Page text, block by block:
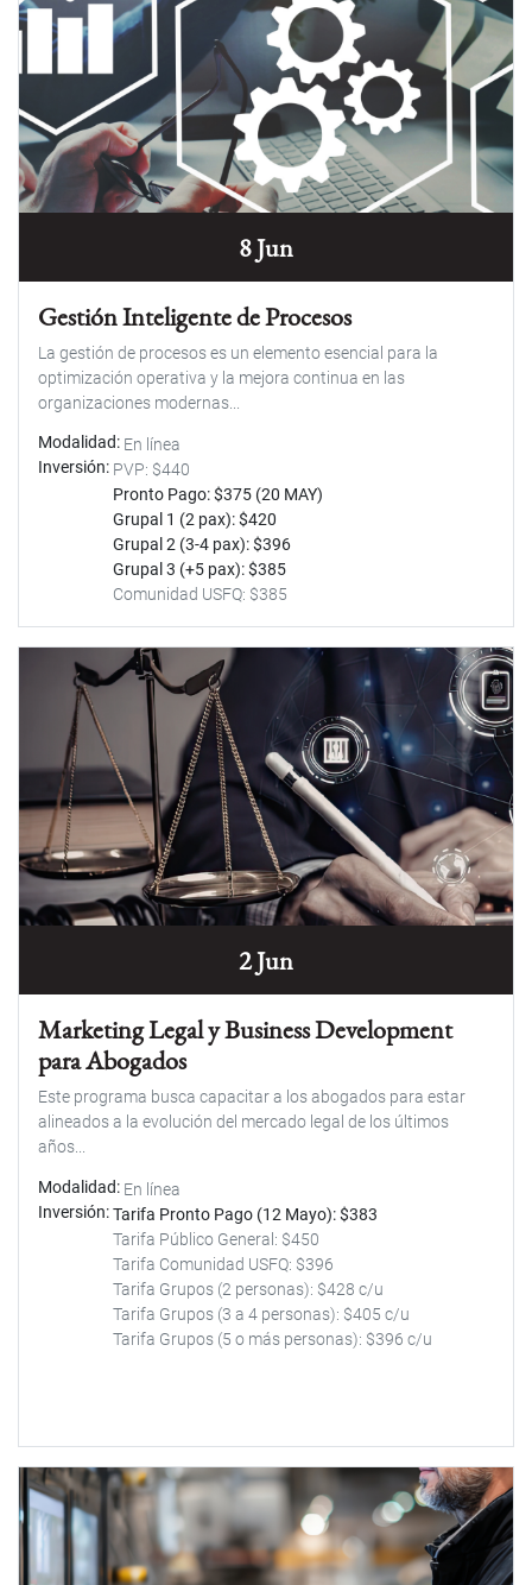
8 Jun
Gestión Inteligente de Procesos
La gestión de procesos es un elemento esencial para la
optimización operativa y la mejora continua en las
organizaciones modernas...
Modalidad En línea
Inversión PVP: $440
Pronto Pago: $375 (20 MAY)
Grupal 1 (2 pax): $420
Grupal 2 (3-4 pax): $396
Grupal 3 (+5 pax): $385
Comunidad USFQ: $385
2 Jun
Marketing Legal y Business Development
para Abogados
Este programa busca capacitar a los abogados para estar
alineados a la evolución del mercado legal de los últimos
años...
Modalidad En línea
Inversión Tarifa Pronto Pago (12 Mayo): $383
Tarifa Público General: $450
Tarifa Comunidad USFQ: $396
Tarifa Grupos (2 personas): $428 c/u
Tarifa Grupos (3 a 4 personas): $405 c/u
Tarifa Grupos (5 o más personas): $396 c/u